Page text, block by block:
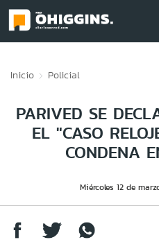
Inicio Policial
PARIVED SE
EL "CASO
CONDENA
Miércoles 12 de